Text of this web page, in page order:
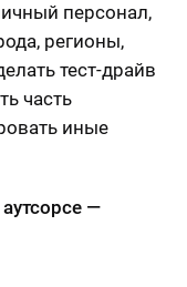
персонал,
регионы,
тест-драйв
часть
иные
—